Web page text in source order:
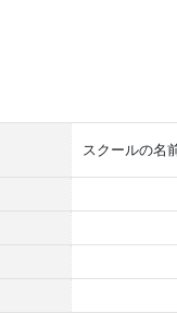
スクールの名